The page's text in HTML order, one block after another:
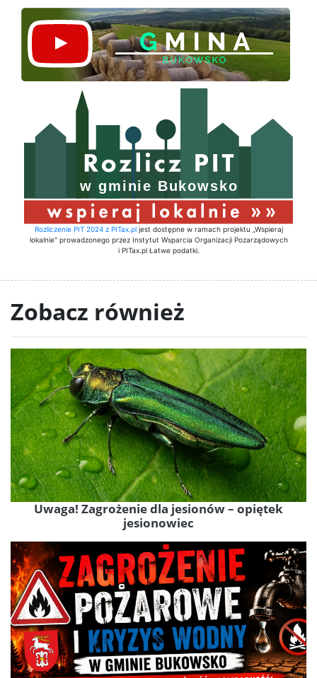
Rozliczenie PIT 2024 z PITax.pljest dostępne w ramach projektu „Wspieraj
lokalnie" prowadzonego przez Instytut Wsparcia Organizacji Pozarządowych
i PITax.pl Łatwe podatki.
Zobacz również
Uwaga! Zagrożenie dla jesionów – opiętek
jesionowiec